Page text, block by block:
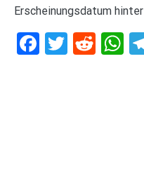
Erscheinungsdatum
Facebook
Twitter